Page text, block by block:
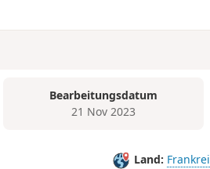
Bearbeitungsdatum
21 Nov 2023
Land: